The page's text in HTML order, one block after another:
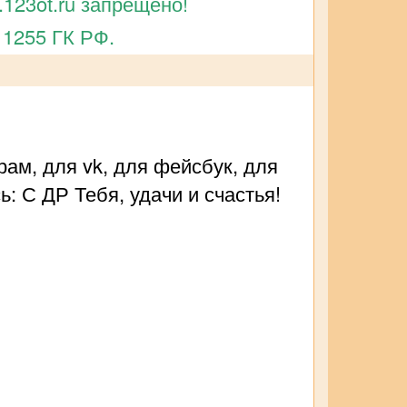
1255 ГК РФ.
для vk, для фейсбук, для
С ДР Тебя, удачи и счастья!